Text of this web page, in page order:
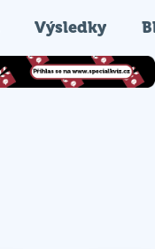
Výsledky